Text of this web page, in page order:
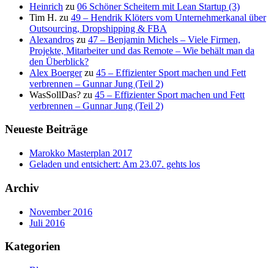
Heinrich zu 06 Schöner Scheitern mit Lean Startup (3)
Tim H. zu 49 – Hendrik Klöters vom Unternehmerkanal über
Outsourcing, Dropshipping & FBA
Alexandros zu 47 – Benjamin Michels – Viele Firmen,
Projekte, Mitarbeiter und das Remote – Wie behält man da
den Überblick?
Alex Boergerzu 45 – Effizienter Sport machen und Fett
verbrennen – Gunnar Jung (Teil 2)
WasSollDas? zu 45 – Effizienter Sport machen und Fett
verbrennen – Gunnar Jung (Teil 2)
Neueste Beiträge
Marokko Masterplan 2017
Geladen und entsichert: Am 23.07. gehts los
Archiv
November 2016
Juli 2016
Kategorien